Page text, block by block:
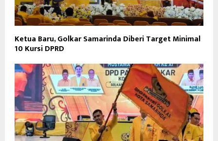
Ketua Baru, Golkar Samarinda Diberi Target Minimal
10 Kursi DPRD